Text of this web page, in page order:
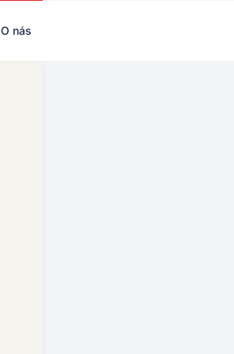
O nás